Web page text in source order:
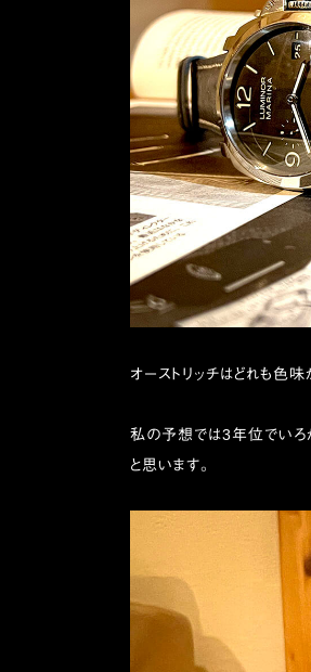
オーストリッチはどれも色味
私の予想では3年位でいろが
と思います。